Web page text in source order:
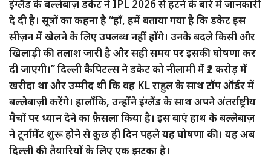
इंग्लैंड के बल्लेबाज़ डकेट ने IPL 2026 से हटने के बारे में जानकारी
दे दी है। सूत्रों का कहना है “हाँ, हमें बताया गया है कि डकेट इस
सीज़न में खेलने के लिए उपलब्ध नहीं होंगे। उनके बदले किसी और
खिलाड़ी की तलाश जारी है और सही समय पर इसकी घोषणा कर
दी जाएगी।” दिल्ली कैपिटल्स ने डकेट को नीलामी में ₹2 करोड़ में
खरीदा था और उम्मीद थी कि वह KL राहुल के साथ टॉप ऑर्डर में
बल्लेबाज़ी करेंगे। हालाँकि, उन्होंने इंग्लैंड के साथ अपने अंतर्राष्ट्रीय
मैचों पर ध्यान देने का फ़ैसला किया है। इस बाएं हाथ के बल्लेबाज़
ने टूर्नामेंट शुरू होने से कुछ ही दिन पहले यह घोषणा की। यह अब
दिल्ली की तैयारियों के लिए एक झटका है।